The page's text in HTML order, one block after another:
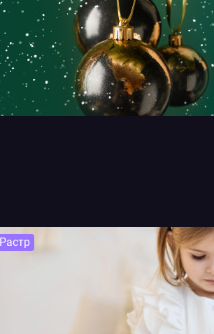
Растр